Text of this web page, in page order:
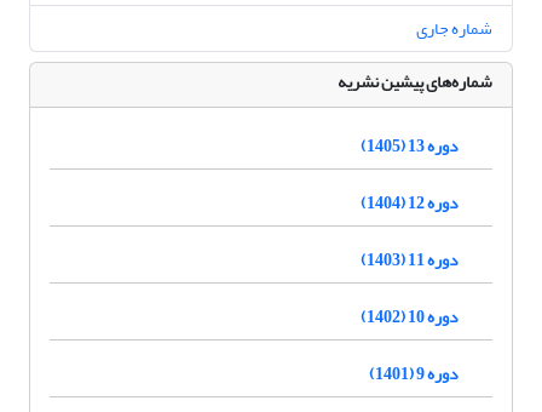
شماره جاری
شماره‌های پیشین نشریه
دوره 13 (1405)
دوره 12 (1404)
دوره 11 (1403)
دوره 10 (1402)
دوره 9 (1401)